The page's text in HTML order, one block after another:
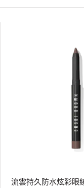
流雲持久防水炫彩眼